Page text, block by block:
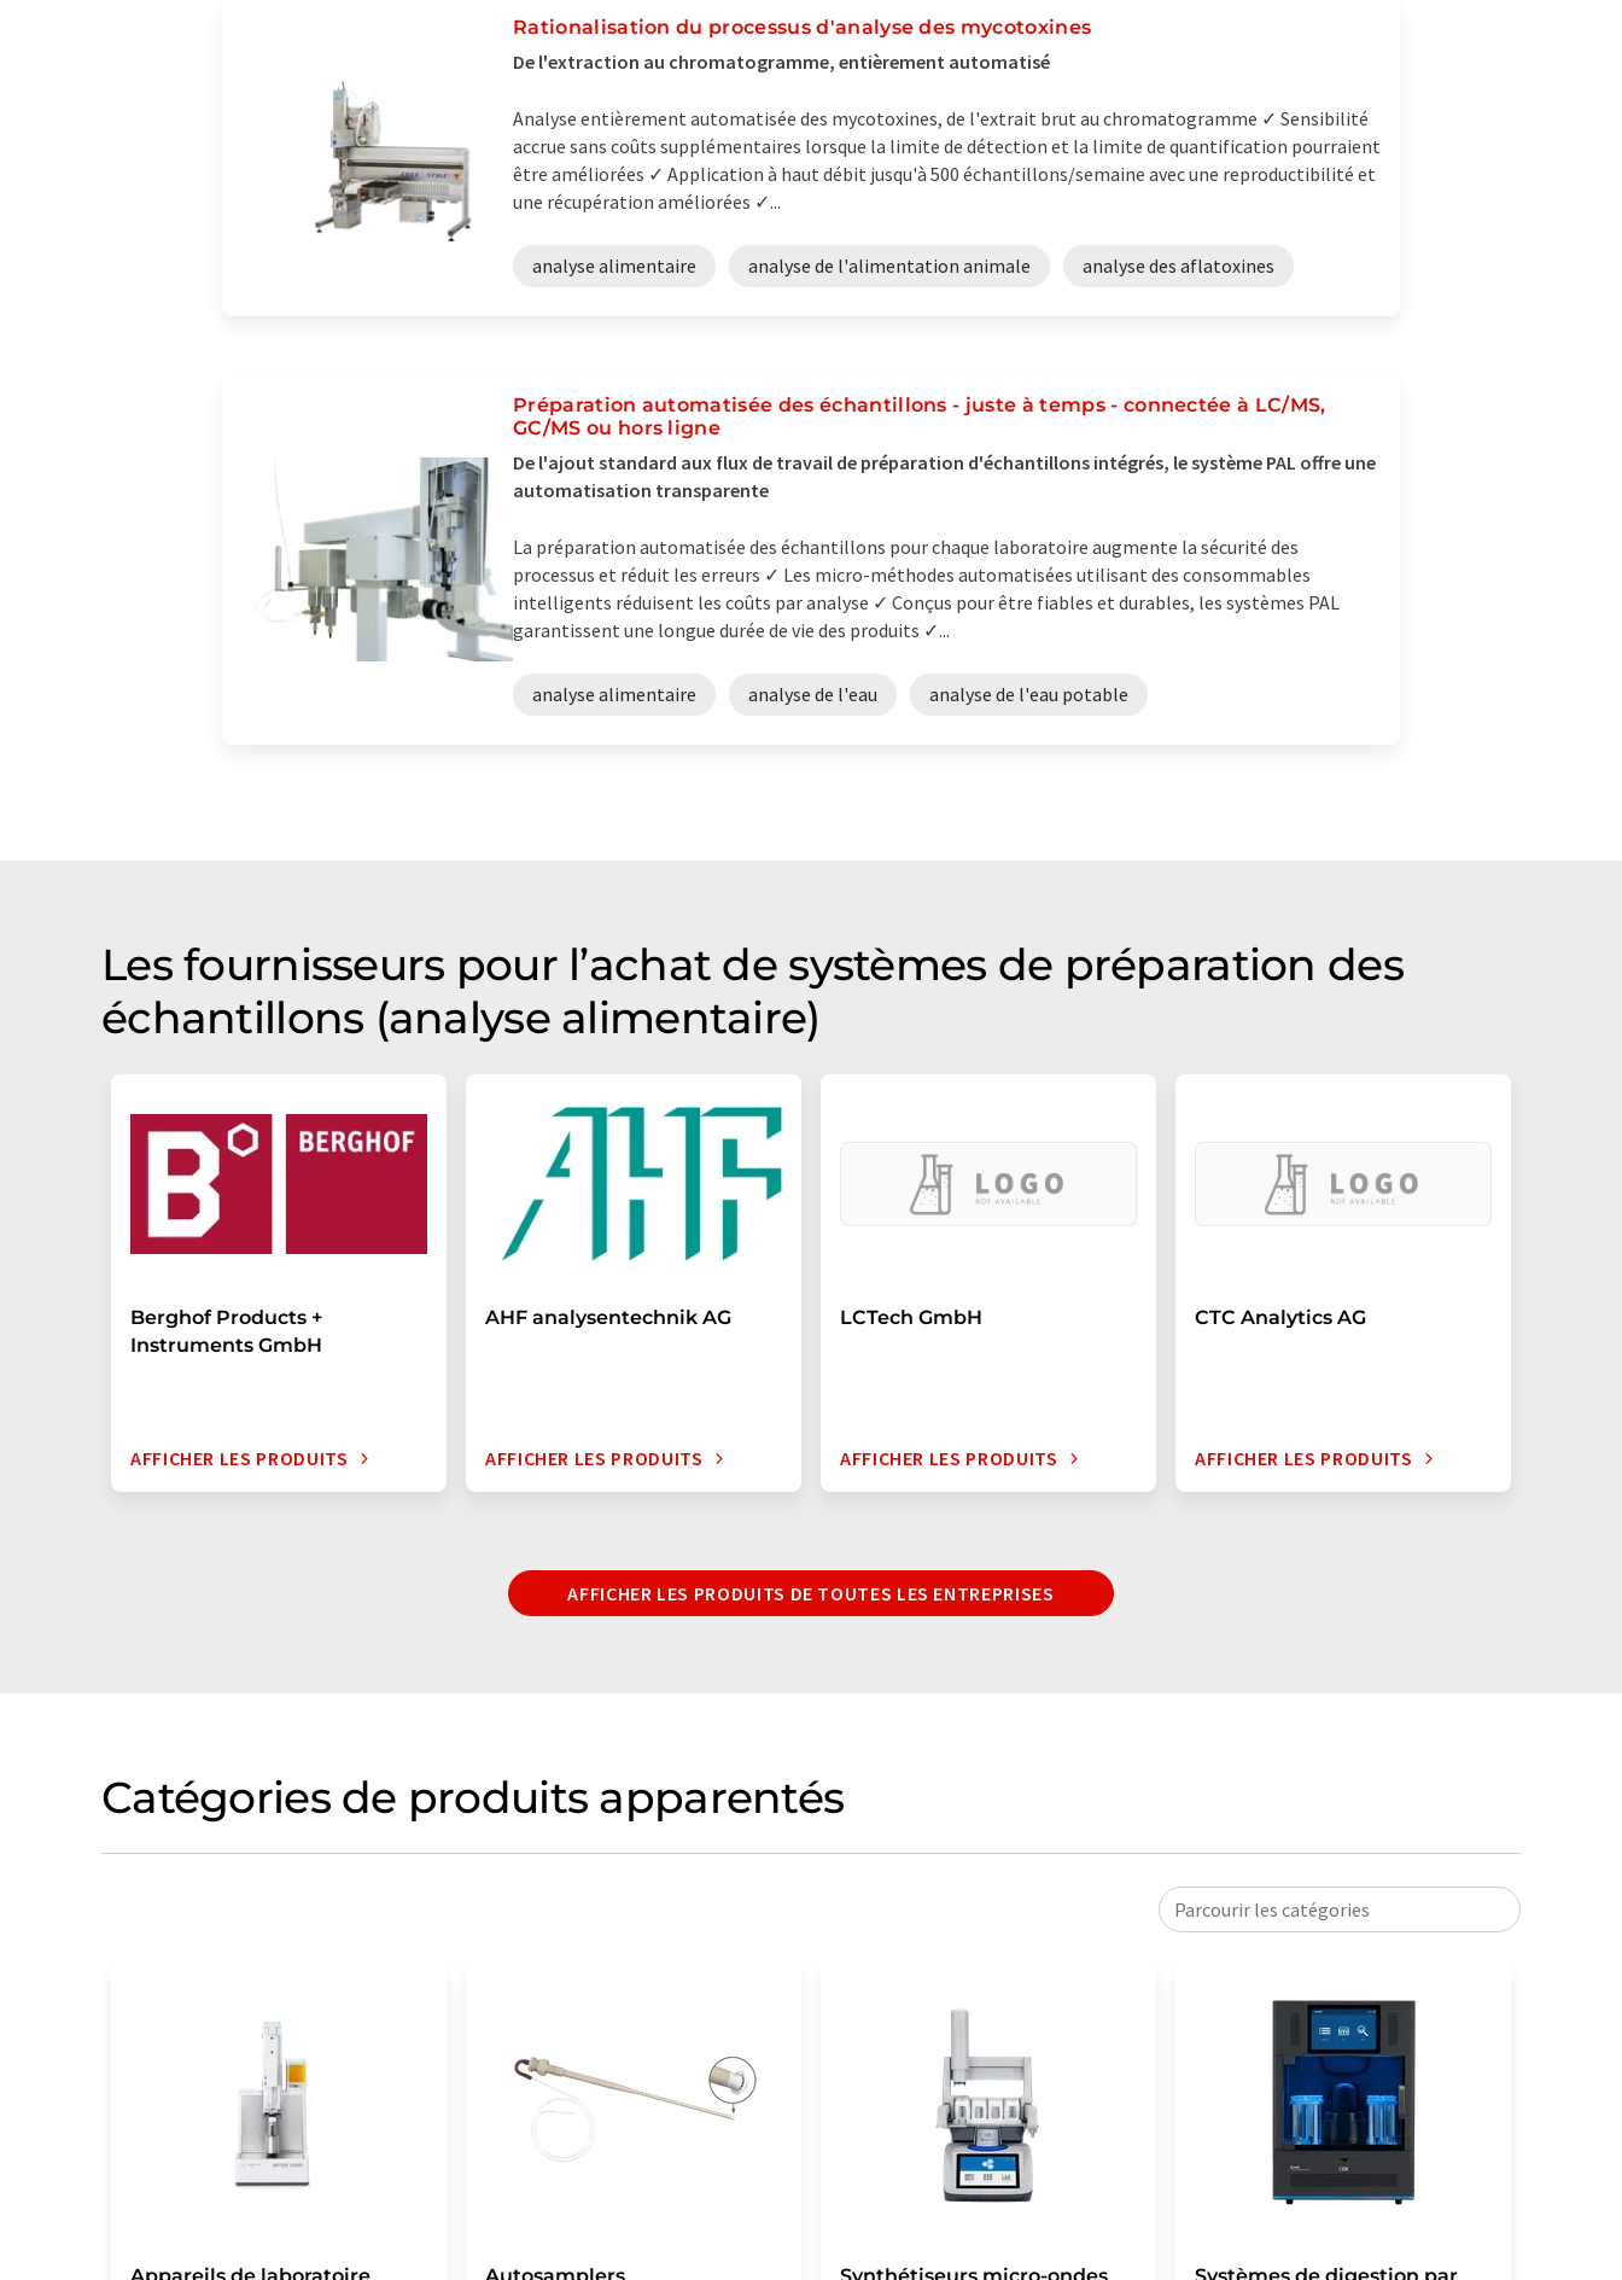
Rationalisation du processus d'analyse des mycotoxines
De l'extraction au chromatogramme, entièrement automatisé
Analyse entièrement automatisée des mycotoxines, de l'extrait brut au chromatogramme ✓ Sensibilité
accrue sans coûts supplémentaires lorsque la limite de détection et la limite de quantification pourraient
être améliorées ✓ Application à haut débit jusqu'à 500 échantillons/semaine avec une reproductibilité et
une récupération améliorées ✓...
analyse alimentaire analyse de l'alimentation animale analyse des aflatoxines
Préparation automatisée des échantillons - juste à temps - connectée à LC/MS,
GC/MS ou hors ligne
De l'ajout standard aux flux de travail de préparation d'échantillons intégrés, le système PAL offre une
automatisation transparente
La préparation automatisée des échantillons pour chaque laboratoire augmente la sécurité des
processus et réduit les erreurs ✓ Les micro-méthodes automatisées utilisant des consommables
intelligents réduisent les coûts par analyse ✓ Conçus pour être fiables et durables, les systèmes PAL
garantissent une longue durée de vie des produits ✓...
analyse alimentaire analyse de l'eau analyse de l'eau potable
Les fournisseurs pour l’achat de systèmes de préparation des
échantillons (analyse alimentaire)
Berghof Products +
Instruments GmbH
AFFICHER LES PRODUITS
AHF analysentechnik AG
AFFICHER LES PRODUITS
LCTech GmbH
AFFICHER LES PRODUITS
CTC Analytics AG
AFFICHER LES PRODUITS
AFFICHER LES PRODUITS DE TOUTES LES ENTREPRISES
Catégories de produits apparentés
Parcourir les catégories